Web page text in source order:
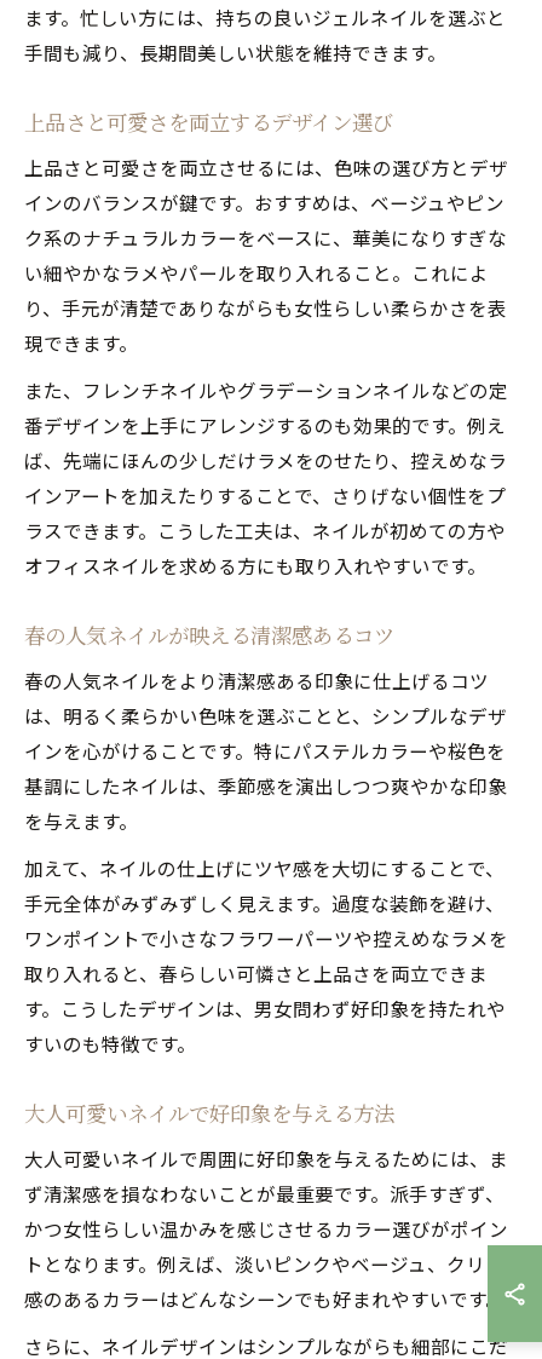
ます。忙しい方には、持ちの良いジェルネイルを選ぶと
手間も減り、長期間美しい状態を維持できます。
上品さと可愛さを両立するデザイン選び
上品さと可愛さを両立させるには、色味の選び方とデザ
インのバランスが鍵です。おすすめは、ベージュやピン
ク系のナチュラルカラーをベースに、華美になりすぎな
い細やかなラメやパールを取り入れること。これによ
り、手元が清楚でありながらも女性らしい柔らかさを表
現できます。
また、フレンチネイルやグラデーションネイルなどの定
番デザインを上手にアレンジするのも効果的です。例え
ば、先端にほんの少しだけラメをのせたり、控えめなラ
インアートを加えたりすることで、さりげない個性をプ
ラスできます。こうした工夫は、ネイルが初めての方や
オフィスネイルを求める方にも取り入れやすいです。
春の人気ネイルが映える清潔感あるコツ
春の人気ネイルをより清潔感ある印象に仕上げるコツ
は、明るく柔らかい色味を選ぶことと、シンプルなデザ
インを心がけることです。特にパステルカラーや桜色を
基調にしたネイルは、季節感を演出しつつ爽やかな印象
を与えます。
加えて、ネイルの仕上げにツヤ感を大切にすることで、
手元全体がみずみずしく見えます。過度な装飾を避け、
ワンポイントで小さなフラワーパーツや控えめなラメを
取り入れると、春らしい可憐さと上品さを両立できま
す。こうしたデザインは、男女問わず好印象を持たれや
すいのも特徴です。
大人可愛いネイルで好印象を与える方法
大人可愛いネイルで周囲に好印象を与えるためには、ま
ず清潔感を損なわないことが最重要です。派手すぎず、
かつ女性らしい温かみを感じさせるカラー選びがポイン
トとなります。例えば、淡いピンクやベージュ、クリア
感のあるカラーはどんなシーンでも好まれやすいです。
さらに、ネイルデザインはシンプルながらも細部にこだ